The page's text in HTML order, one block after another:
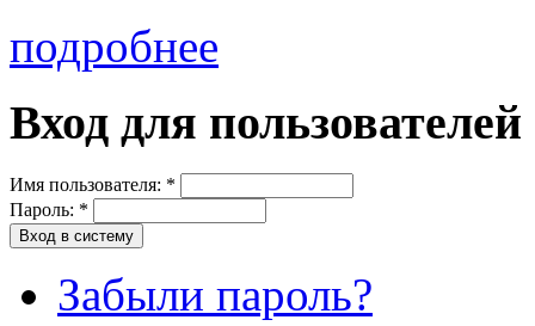
подробнее
Вход для пользователей
Имя пользователя: *
Пароль: *
Забыли пароль?